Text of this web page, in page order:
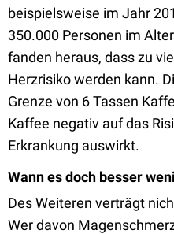
beispielsweise im Jahr
350.000 Personen im
fanden heraus, dass zu
Herzrisiko werden kann.
Grenze von 6 Tassen
Kaffee negativ auf das
Erkrankung auswirkt.
Wann es doch besser
Des Weiteren verträgt
Wer davon